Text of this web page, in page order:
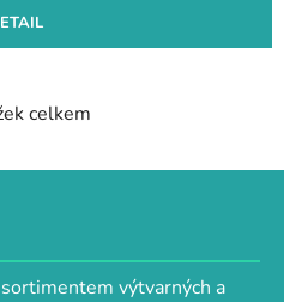
O
l
a
c
celkem
výtvarných a